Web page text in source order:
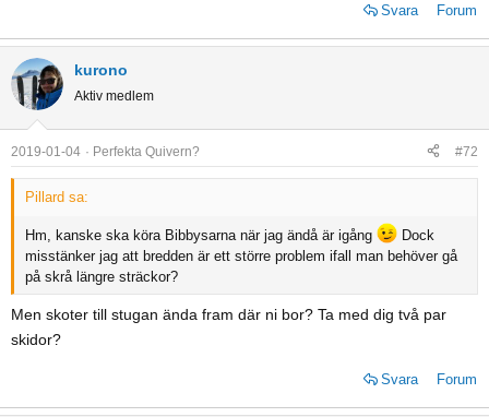
Svara Forum
kurono
Aktiv medlem
2019-01-04 Perfekta Quivern? #72
Pillard sa:
Hm, kanske ska köra Bibbysarna när jag ändå är igång
Dock
misstänker jag att bredden är ett större problem ifall man behöver gå
på skrå längre sträckor?
Men skoter till stugan ända fram där ni bor? Ta med dig två par
skidor?
Svara Forum